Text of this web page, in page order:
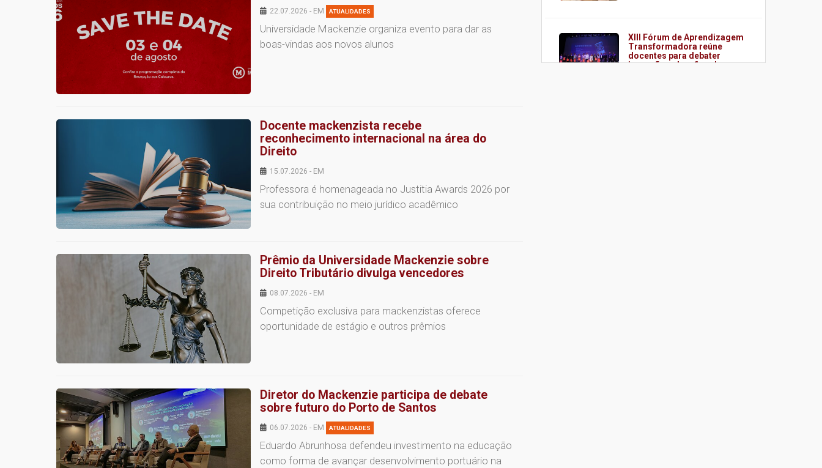
22.07.2026 - EM ATUALIDADES
Universidade Mackenzie organiza evento para dar as
boas-vindas aos novos alunos
Docente mackenzista recebe
reconhecimento internacional na área do
Direito
15.07.2026 - EM
Professora é homenageada no Justitia Awards 2026 por
sua contribuição no meio jurídico acadêmico
Prêmio da Universidade Mackenzie sobre
Direito Tributário divulga vencedores
08.07.2026 - EM
Competição exclusiva para mackenzistas oferece
oportunidade de estágio e outros prêmios
Diretor do Mackenzie participa de debate
sobre futuro do Porto de Santos
06.07.2026 - EM ATUALIDADES
Eduardo Abrunhosa defendeu investimento na educação
como forma de avançar desenvolvimento portuário na
XIII Fórum de Aprendizagem
Transformadora reúne
docentes para debater
inovação e desafios da